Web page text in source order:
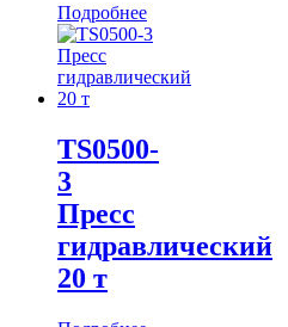
Подробнее
TS0500-
3
Пресс
гидравлический
20 т